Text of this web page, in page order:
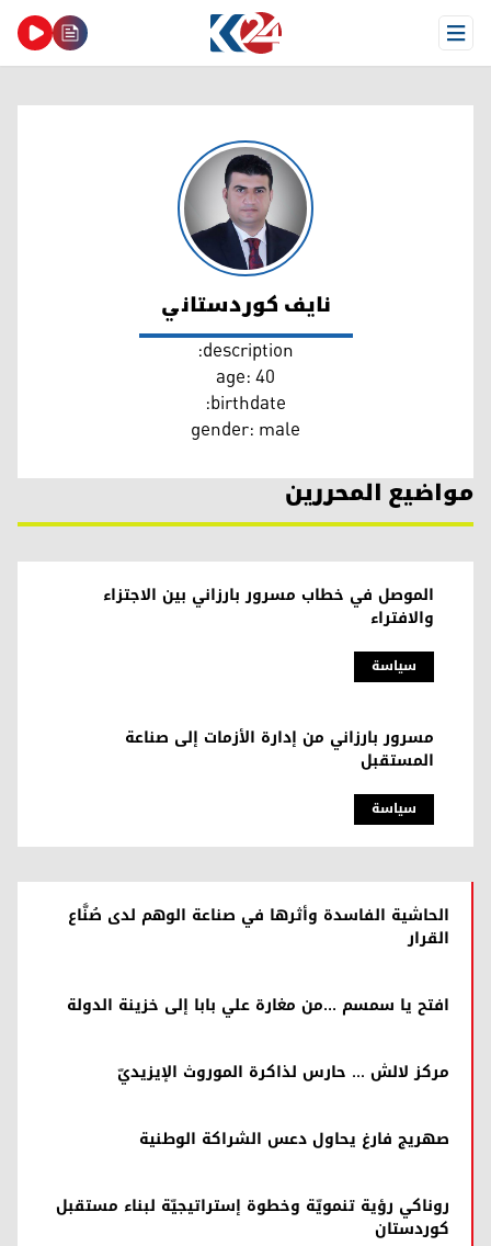
Open Menu
نايف كوردستاني
نايف كوردستاني
description:
age: 40
birthdate:
gender: male
مواضيع المحررين
سیاسة
الموصل في خطاب مسرور بارزاني بين الاجتزاء
والافتراء
سیاسة
مسرور بارزاني من إدارة الأزمات إلى صناعة
المستقبل
الحاشية الفاسدة وأثرها في صناعة الوهم لدى صُنَّاع
القرار
افتح يا سمسم ...من مغارة علي بابا إلى خزينة الدولة
مركز لالش … حارس لذاكرة الموروث الإيزيديّ
صهريج فارغ يحاول دعس الشراكة الوطنية
روناكي رؤية تنمويّة وخطوة إستراتيجيّة لبناء مستقبل
كوردستان